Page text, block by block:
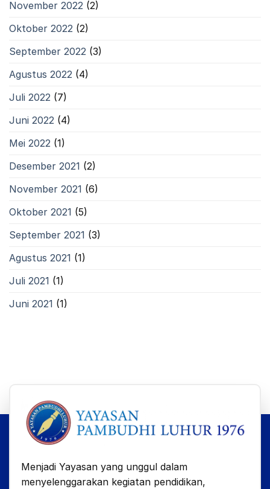
November 2022 (2)
Oktober 2022 (2)
September 2022 (3)
Agustus 2022 (4)
Juli 2022 (7)
Juni 2022 (4)
Mei 2022 (1)
Desember 2021 (2)
November 2021 (6)
Oktober 2021 (5)
September 2021 (3)
Agustus 2021 (1)
Juli 2021 (1)
Juni 2021 (1)
Menjadi Yayasan yang unggul dalam
menyelenggarakan kegiatan pendidikan,